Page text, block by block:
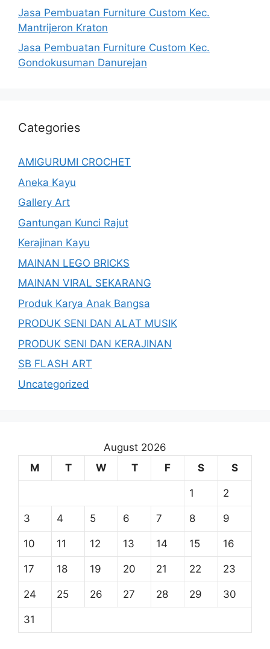
Jasa Pembuatan Furniture Custom Kec.
Mantrijeron Kraton
Jasa Pembuatan Furniture Custom Kec.
Gondokusuman Danurejan
Categories
AMIGURUMI CROCHET
Aneka Kayu
Gallery Art
Gantungan Kunci Rajut
Kerajinan Kayu
MAINAN LEGO BRICKS
MAINAN VIRAL SEKARANG
Produk Karya Anak Bangsa
PRODUK SENI DAN ALAT MUSIK
PRODUK SENI DAN KERAJINAN
SB FLASH ART
Uncategorized
August 2026
M
T W T F S S
1 2
3 4 5 6 7 8 9
10 11 12 13 14 15 16
17 18 19 20 21 22 23
24 25 26 27 28 29 30
31